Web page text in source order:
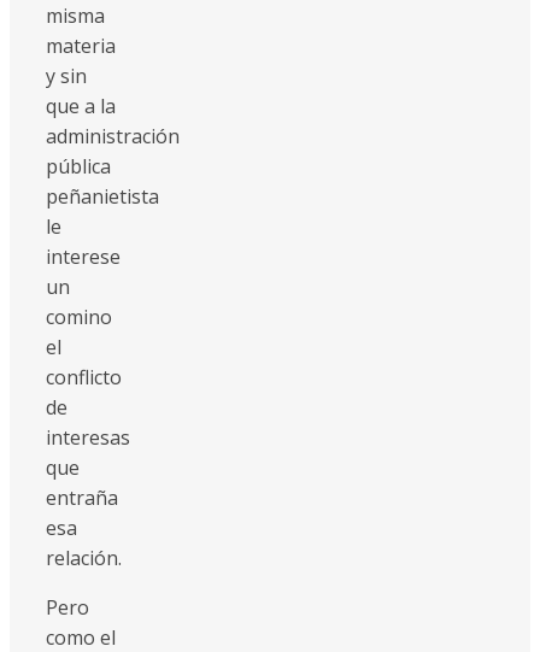
misma
materia
y sin
que a la
administración
pública
peñanietista
le
interese
un
comino
el
conflicto
de
interesas
que
entraña
esa
relación.
Pero
como el